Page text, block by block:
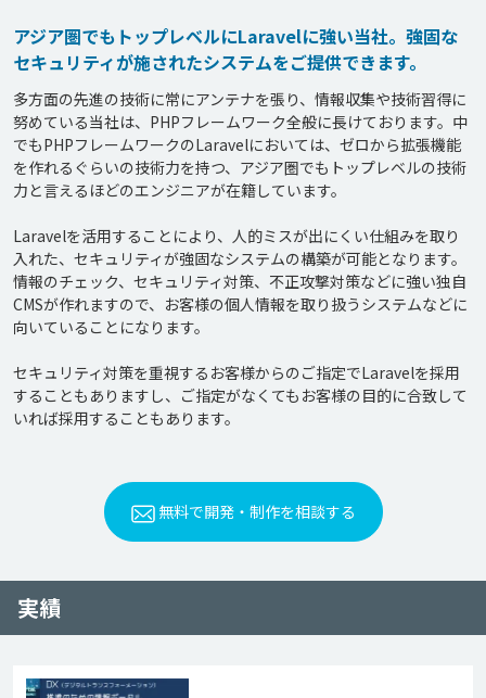
アジア圏でもトップレベルにLaravelに強い当社。強固な
セキュリティが施されたシステムをご提供できます。
多方面の先進の技術に常にアンテナを張り、情報収集や技術習得に
努めている当社は、PHPフレームワーク全般に長けております。中
でもPHPフレームワークのLaravelにおいては、ゼロから拡張機能
を作れるぐらいの技術力を持つ、アジア圏でもトップレベルの技術
力と言えるほどのエンジニアが在籍しています。
Laravelを活用することにより、人的ミスが出にくい仕組みを取り
入れた、セキュリティが強固なシステムの構築が可能となります。
情報のチェック、セキュリティ対策、不正攻撃対策などに強い独自
CMSが作れますので、お客様の個人情報を取り扱うシステムなどに
向いていることになります。
セキュリティ対策を重視するお客様からのご指定でLaravelを採用
することもありますし、ご指定がなくてもお客様の目的に合致して
いれば採用することもあります。
無料で開発・制作を相談する
実績